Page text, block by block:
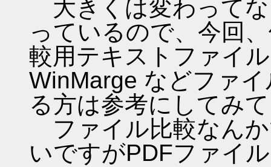
大きくは変わって
っているので、今回
較用テキストファイ
WinMarge などファ
る方は参考にしてみ
ファイル比較なん
いですがPDFファイ